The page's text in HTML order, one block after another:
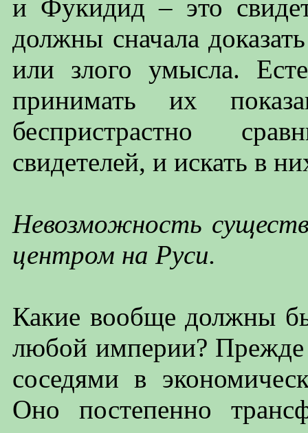
и Фукидид – это
должны сначала
или злого умысла.
принимать их
беспристрастно
свидетелей, и искать в
Невозможность
центром на Руси.
Какие вообще должны
любой империи? Прежде
соседями в
Оно постепенно